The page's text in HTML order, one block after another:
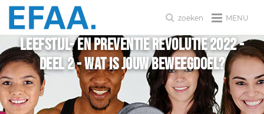
MENU
zoeken
Leefstijl- en preventie revolutie 2022 -
deel 2 - Wat is jouw beweegdoel?